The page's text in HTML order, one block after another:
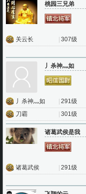
桃园三兄弟
关云长 307级
丿杀神灬如
丿杀神灬如
291级
刀霸
301级
诸葛武侯是我
诸葛武侯 291级